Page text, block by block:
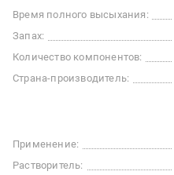
Время полного высыхания:
Запах:
Количество компонентов:
Страна-производитель:
Применение:
Растворитель: